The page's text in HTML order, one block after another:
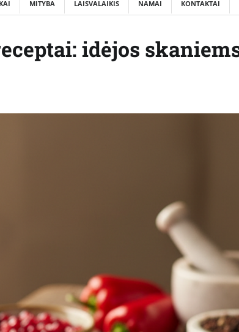
MITYBA LAISVALAIKIS NAMAI KONTAKTAI
idėjos